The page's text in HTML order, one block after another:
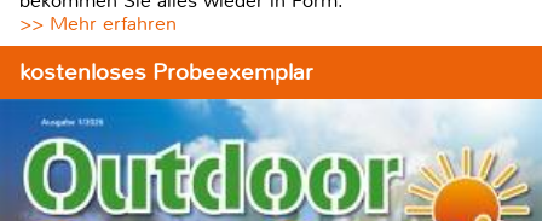
>> Mehr erfahren
kostenloses Probeexemplar